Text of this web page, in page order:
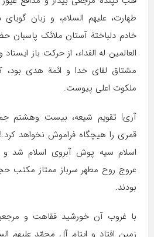
طهارت، علیهم السلام، و زبان
خادم دلباختة آستان ملائک پاسبان
العالمین له الفداء، از حرکت باز
مشتاق لقای خدا و ائمة هدی
ملکوت اعلی پیوست.
قمری را هیچگاه فراموش نخواهد
اسلام سیه پوش آبروی اسلام شد
عروج روح مطهر سرباز ممتاز مکتب
بودند.
با غروب آن خورشید فقاهت و
زمین افتاد و ایتام آل محمّد علیهم